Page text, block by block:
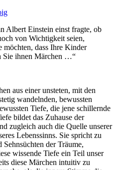
Albert Einstein einst fragte, ob
von Wichtigkeit seien,
möchten, dass Ihre Kinder
Sie ihnen Märchen …“
aus einer unsteten, mit den
wandelnden, bewussten
Tiefe, die jene schillernde
bildet das Zuhause der
zugleich auch die Quelle unserer
Lebenssinns. Sie spricht zu
der Träume,
wissende Tiefe ein Teil unser
diese Märchen intuitiv zu